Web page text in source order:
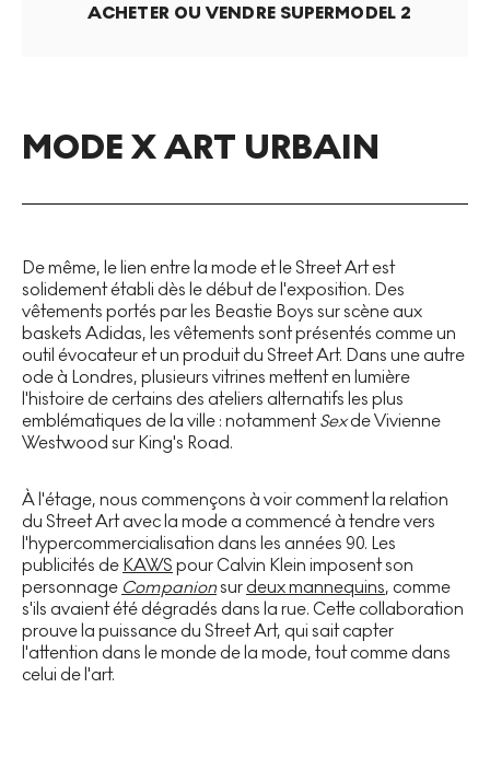
ACHETER OU VENDRE SUPERMODEL 2
MODE X ART URBAIN
De même, le lien entre la mode et le Street Art est
solidement établi dès le début de l'exposition. Des
vêtements portés par les Beastie Boys sur scène aux
baskets Adidas, les vêtements sont présentés comme un
outil évocateur et un produit du Street Art. Dans une autre
ode à Londres, plusieurs vitrines mettent en lumière
l'histoire de certains des ateliers alternatifs les plus
emblématiques de la ville : notammentSexde Vivienne
Westwood sur King's Road.
À l'étage, nous commençons à voir comment la relation
du Street Art avec la mode a commencé à tendre vers
l'hypercommercialisation dans les années 90. Les
publicités de KAWS pour Calvin Klein imposent son
personnage Companion sur deux mannequins, comme
s'ils avaient été dégradés dans la rue. Cette collaboration
prouve la puissance du Street Art, qui sait capter
l'attention dans le monde de la mode, tout comme dans
celui de l'art.